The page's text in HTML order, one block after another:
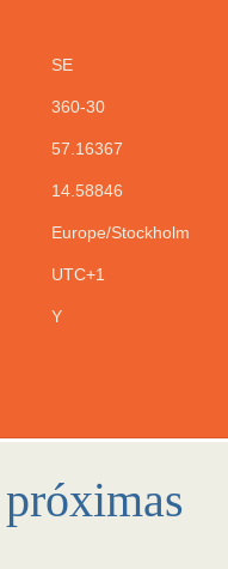
SE
360-30
57.16367
14.58846
Europe/Stockholm
UTC+1
Y